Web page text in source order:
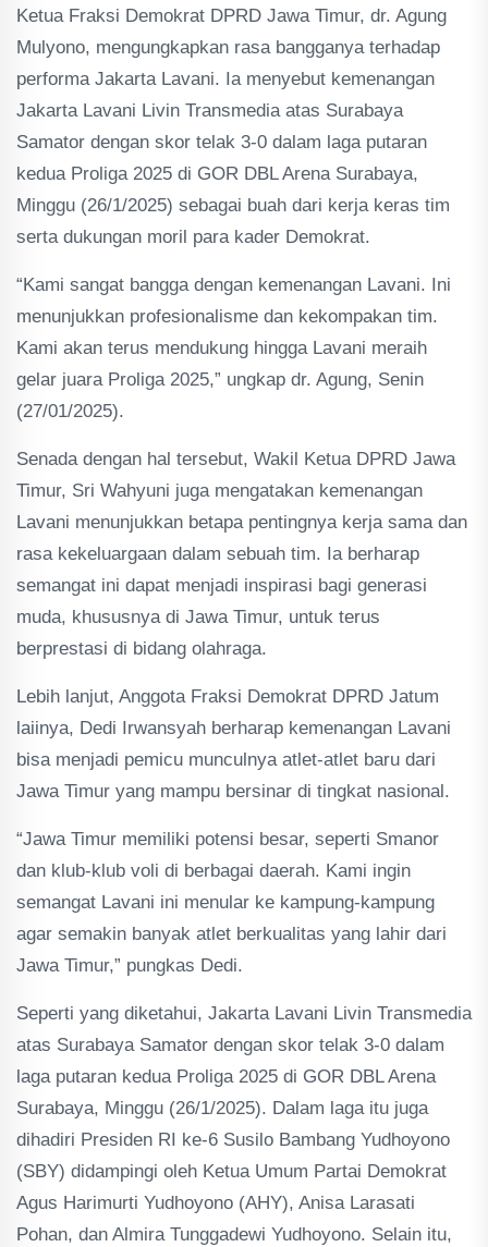
Ketua Fraksi Demokrat DPRD Jawa Timur, dr. Agung
Mulyono, mengungkapkan rasa bangganya terhadap
performa Jakarta Lavani. Ia menyebut kemenangan
Jakarta Lavani Livin Transmedia atas Surabaya
Samator dengan skor telak 3-0 dalam laga putaran
kedua Proliga 2025 di GOR DBL Arena Surabaya,
Minggu (26/1/2025) sebagai buah dari kerja keras tim
serta dukungan moril para kader Demokrat.
“Kami sangat bangga dengan kemenangan Lavani. Ini
menunjukkan profesionalisme dan kekompakan tim.
Kami akan terus mendukung hingga Lavani meraih
gelar juara Proliga 2025,” ungkap dr. Agung, Senin
(27/01/2025).
Senada dengan hal tersebut, Wakil Ketua DPRD Jawa
Timur, Sri Wahyuni juga mengatakan kemenangan
Lavani menunjukkan betapa pentingnya kerja sama dan
rasa kekeluargaan dalam sebuah tim. Ia berharap
semangat ini dapat menjadi inspirasi bagi generasi
muda, khususnya di Jawa Timur, untuk terus
berprestasi di bidang olahraga.
Lebih lanjut, Anggota Fraksi Demokrat DPRD Jatum
laiinya, Dedi Irwansyah berharap kemenangan Lavani
bisa menjadi pemicu munculnya atlet-atlet baru dari
Jawa Timur yang mampu bersinar di tingkat nasional.
“Jawa Timur memiliki potensi besar, seperti Smanor
dan klub-klub voli di berbagai daerah. Kami ingin
semangat Lavani ini menular ke kampung-kampung
agar semakin banyak atlet berkualitas yang lahir dari
Jawa Timur,” pungkas Dedi.
Seperti yang diketahui, Jakarta Lavani Livin Transmedia
atas Surabaya Samator dengan skor telak 3-0 dalam
laga putaran kedua Proliga 2025 di GOR DBL Arena
Surabaya, Minggu (26/1/2025). Dalam laga itu juga
dihadiri Presiden RI ke-6 Susilo Bambang Yudhoyono
(SBY) didampingi oleh Ketua Umum Partai Demokrat
Agus Harimurti Yudhoyono (AHY), Anisa Larasati
Pohan, dan Almira Tunggadewi Yudhoyono. Selain itu,